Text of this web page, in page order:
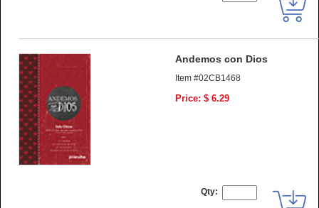
Andemos con Dios
Item #02CB1468
Price: $ 6.29
Qty: